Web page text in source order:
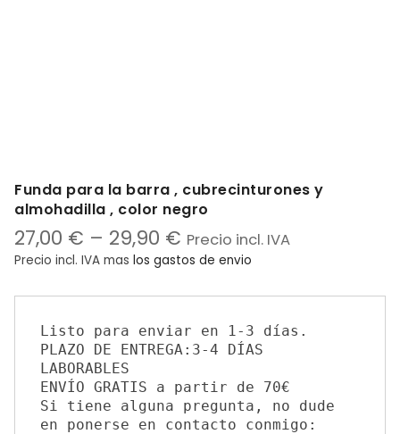
Funda para la barra , cubrecinturones y
almohadilla , color negro
27,00 € – 29,90 € Precio incl. IVA
Precio incl. IVA mas los gastos de envio
Listo para enviar en 1-3 días.
PLAZO DE ENTREGA:3-4 DÍAS
LABORABLES
ENVÍO GRATIS a partir de 70€
Si tiene alguna pregunta, no dude